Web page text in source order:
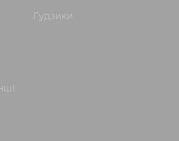
Гудзики